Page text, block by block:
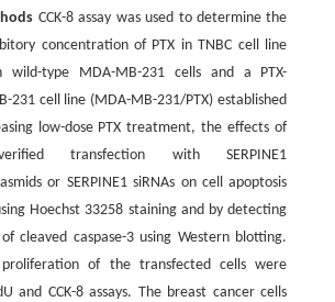
CCK-8 assay was used to determine the
concentration of PTX in TNBC cell line
wild-type MDA-MB-231 cells and a PTX-
231 cell line (MDA-MB-231/PTX) established
low-dose PTX treatment, the effects of
transfection with SERPINE1
or SERPINE1 siRNAs on cell apoptosis
Hoechst 33258 staining and by detecting
cleaved caspase-3 using Western blotting.
of the transfected cells were
and CCK-8 assays. The breast cancer cells